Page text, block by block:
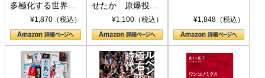
多極化する世界：
トランプとBRICS
の挑戦
¥1,870（税込）
せたか 原爆投
下、ソ連参戦、そ
して聖断 (PHP新
書)
¥1,100（税込） ¥1,848（税込）